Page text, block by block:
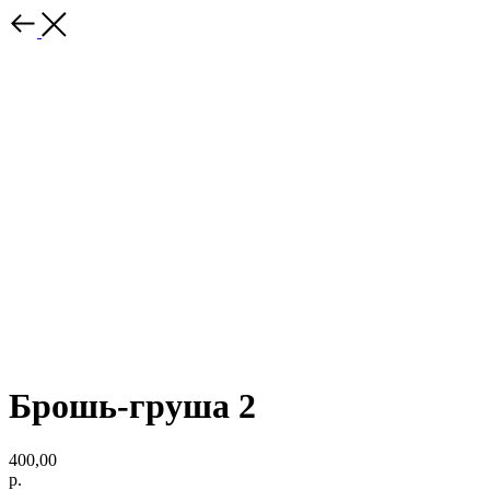
Брошь-груша 2
400,00
р.